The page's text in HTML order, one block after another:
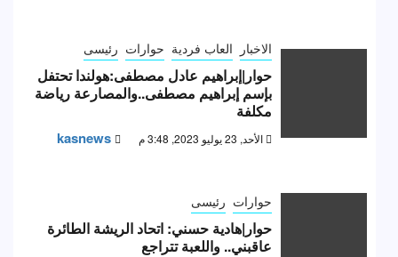
الاخبار العاب فردية حوارات رئيسى
حوار|إبراهيم عادل مصطفى:هولندا تحتفل
بإسم إبراهيم مصطفى..والمصارعة رياضة
مكلفة
الأحد, 23 يوليو 2023, 3:48 م kasnews
حوارات رئيسى
حوار|هادية حسني: اتحاد الريشة الطائرة
عاقبني.. واللعبة تتراجع